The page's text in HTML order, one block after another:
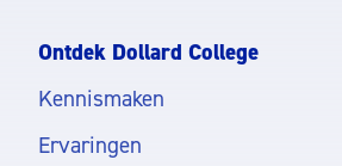
Ontdek Dollard College
Kennismaken
Ervaringen